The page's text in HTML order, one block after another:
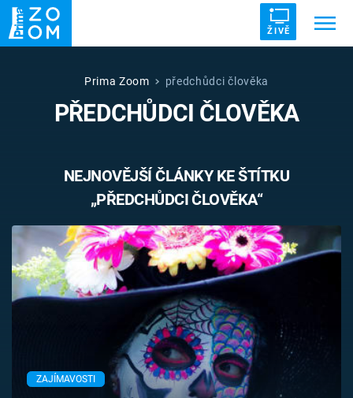
ŽIVĚ
ZRÁDCI UFO DRUHÁ SVĚTOVÁ VÁLKA
ZÁHADY VETŘELCI DÁVNOVĚKU
Témata
Pořady
Časopis
Prima Zoom předchůdci člověka
PŘEDCHŮDCI ČLOVĚKA
NEJNOVĚJŠÍ ČLÁNKY KE ŠTÍTKU
„PŘEDCHŮDCI ČLOVĚKA“
ZAJÍMAVOSTI